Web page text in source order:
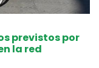
previstos por
la red